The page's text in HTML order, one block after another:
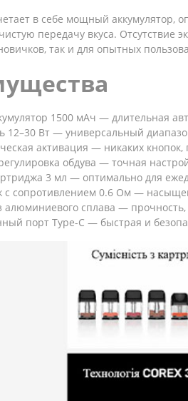
в себе мощный
передачу вкуса.
так и для опытных
1500 мАч — длительная
12–30 Вт — универсальный
активация — никаких кнопок,
обдува — точная
3 мл — оптимально для
с сопротивлением 0.6 Ом —
алюминиевого сплава —
порт Type-C — быстрая и